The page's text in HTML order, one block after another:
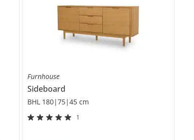
Furnhouse
Sideboard
BHL 180|75|45 cm
1